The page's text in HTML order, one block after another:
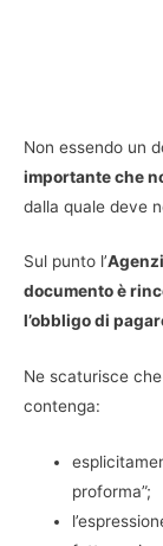
Non essendo un
importante che
dalla quale deve
Sul punto l’
documento è
l’obbligo di
Ne scaturisce
contenga:
proforma”;